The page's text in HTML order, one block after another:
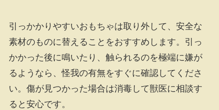
引っかかりやすいおもちゃは取り外して、安全な
素材のものに替えることをおすすめします。引っ
かかった後に鳴いたり、触られるのを極端に嫌が
るようなら、怪我の有無をすぐに確認してくださ
い。傷が見つかった場合は消毒して獣医に相談す
ると安心です。